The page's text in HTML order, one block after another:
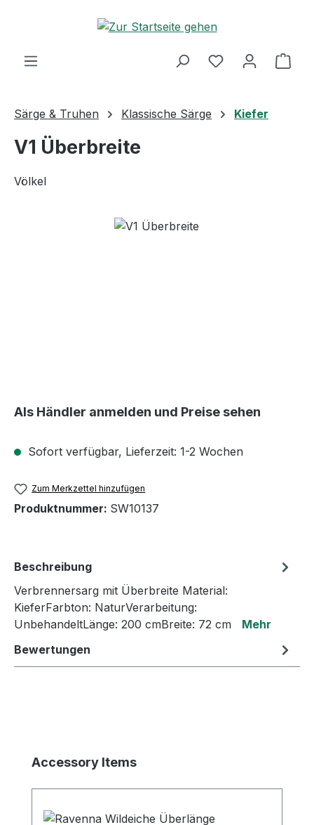
Zum Hauptinhalt springen
Särge & Truhen Klassische Särge Kiefer
V1 Überbreite
Völkel
Bildergalerie überspringen
Als Händler anmelden und Preise sehen
Sofort verfügbar, Lieferzeit: 1-2 Wochen
Zum Merkzettel hinzufügen
Produktnummer: SW10137
Beschreibung
Verbrennersarg mit Überbreite Material:
KieferFarbton: NaturVerarbeitung:
UnbehandeltLänge: 200 cmBreite: 72 cm Mehr
Bewertungen
Produktgalerie überspringen
Accessory Items